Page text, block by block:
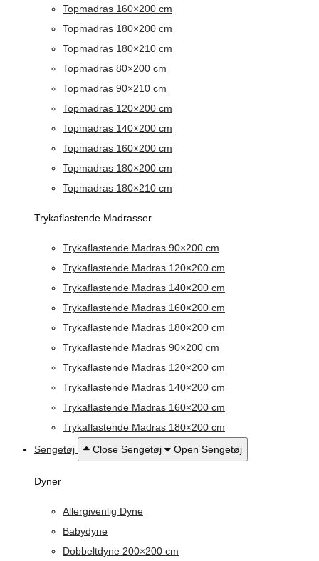
Topmadras 160×200 cm
Topmadras 180×200 cm
Topmadras 180×210 cm
Topmadras 80×200 cm
Topmadras 90×210 cm
Topmadras 120×200 cm
Topmadras 140×200 cm
Topmadras 160×200 cm
Topmadras 180×200 cm
Topmadras 180×210 cm
Trykaflastende Madrasser
Trykaflastende Madras 90×200 cm
Trykaflastende Madras 120×200 cm
Trykaflastende Madras 140×200 cm
Trykaflastende Madras 160×200 cm
Trykaflastende Madras 180×200 cm
Trykaflastende Madras 90×200 cm
Trykaflastende Madras 120×200 cm
Trykaflastende Madras 140×200 cm
Trykaflastende Madras 160×200 cm
Trykaflastende Madras 180×200 cm
Sengetøj
Close Sengetøj Open Sengetøj
Dyner
Allergivenlig Dyne
Babydyne
Dobbeltdyne 200×200 cm